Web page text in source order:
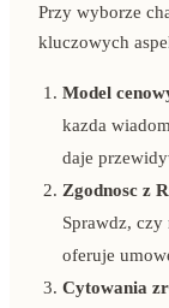
Przy wyborze
kluczowych
Model
kazda
daje
Zgodnosc z
Sprawdz, czy
oferuje
Cytowania